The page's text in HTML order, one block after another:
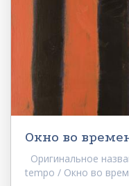
Окно во
Оригинальное
tempo / Окно во